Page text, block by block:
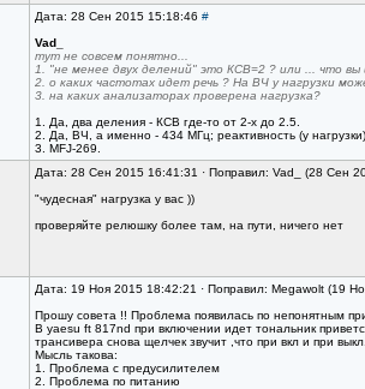
Дата: 28 Сен 2015 15:18:46 #
Vad_
тут не совсем понятно...
1. "не менее двух делений" это КСВ=2 ? или ... что вы
2. о каких частотах идет речь ? На ВЧ у нагрузки
3. на каких анализаторах проверена нагрузка?
1. Да, два деления - КСВ где-то от 2-х до 2.5.
2. Да, ВЧ, а именно - 434 МГц; реактивность (у
3. MFJ-269.
Дата: 28 Сен 2015 16:41:31 · Поправил: Vad_ (28 Сен
"чудесная" нагрузка у вас ))
проверяйте релюшку более там, на пути, ничего нет
Дата: 19 Ноя 2015 18:42:21 · Поправил: Megawolt (19
Прошу совета !! Проблема появилась по непонятным
В yaesu ft 817nd при включении идет тональник
трансивера снова щелчек звучит ,что при вкл и при
Мысль такова:
1. Проблема с предусилителем
2. Проблема по питанию